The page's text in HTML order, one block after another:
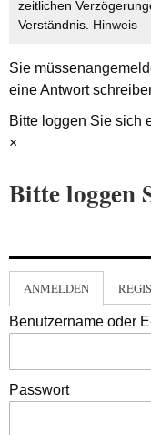
zeitlichen
Verständnis. Hinweis
Sie müssen
eine Antwort
Bitte loggen Sie sich
×
Bitte loggen
ANMELDEN
Benutzername oder
Passwort